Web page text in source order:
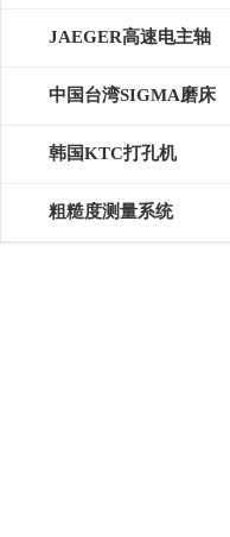
JAEGER高速电主轴
中国台湾SIGMA磨床
韩国KTC打孔机
粗糙度测量系统